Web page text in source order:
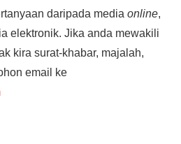
daripada media online,
elektronik. Jika anda mewakili
kira surat-khabar, majalah,
email ke